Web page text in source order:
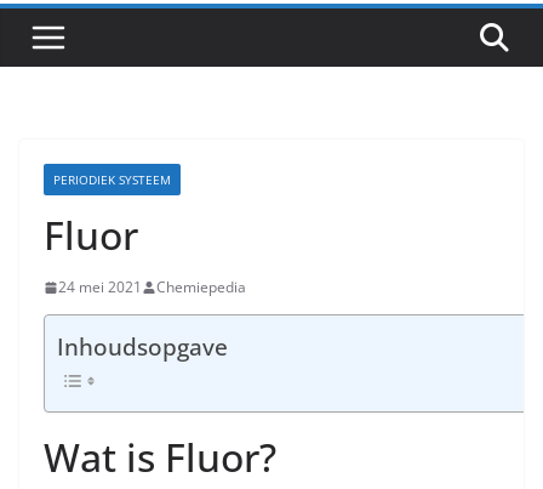
PERIODIEK SYSTEEM
Fluor
24 mei 2021 Chemiepedia
Inhoudsopgave
Wat is Fluor?